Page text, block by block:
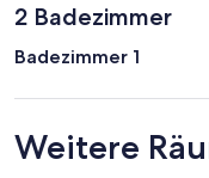
2 Badezimmer
Badezimmer 1
Weitere